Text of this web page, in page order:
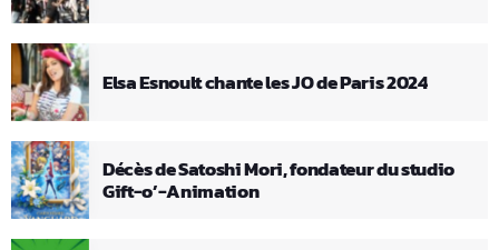
Elsa Esnoult chante les JO de Paris 2024
Décès de Satoshi Mori, fondateur du studio
Gift-o’-Animation